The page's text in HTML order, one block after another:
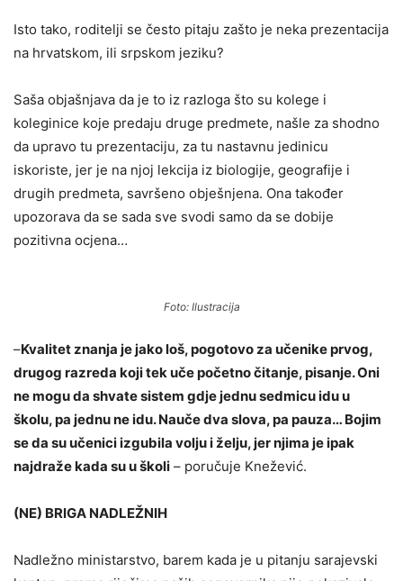
Isto tako, roditelji se često pitaju zašto je neka prezentacija
na hrvatskom, ili srpskom jeziku?
Saša objašnjava da je to iz razloga što su kolege i
koleginice koje predaju druge predmete, našle za shodno
da upravo tu prezentaciju, za tu nastavnu jedinicu
iskoriste, jer je na njoj lekcija iz biologije, geografije i
drugih predmeta, savršeno obješnjena. Ona također
upozorava da se sada sve svodi samo da se dobije
pozitivna ocjena…
Foto: Ilustracija
–Kvalitet znanja je jako loš, pogotovo za učenike prvog,
drugog razreda koji tek uče početno čitanje, pisanje. Oni
ne mogu da shvate sistem gdje jednu sedmicu idu u
školu, pa jednu ne idu. Nauče dva slova, pa pauza… Bojim
se da su učenici izgubila volju i želju, jer njima je ipak
najdraže kada su u školi – poručuje Knežević.
(NE) BRIGA NADLEŽNIH
Nadležno ministarstvo, barem kada je u pitanju sarajevski